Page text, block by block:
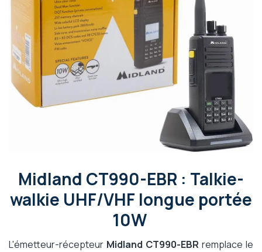
Midland CT990-EBR : Talkie-
walkie UHF/VHF longue portée
10W
L'émetteur-récepteur Midland CT990-EBR remplace le